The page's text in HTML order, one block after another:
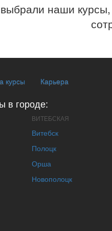
выбрали наши
курсы Карьера
в городе:
ВИТЕБСКАЯ
Витебск
Полоцк
Орша
Новополоцк